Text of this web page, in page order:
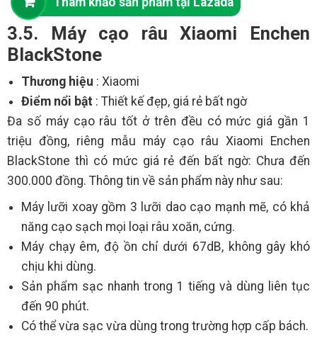
3.5. Máy cạo râu Xiaomi Enchen
BlackStone
Thương hiệu : Xiaomi
Điểm nổi bật : Thiết kế đẹp, giá rẻ bất ngờ
Đa số máy cạo râu tốt ở trên đều có mức giá gần 1
triệu đồng, riêng mẫu máy cạo râu Xiaomi Enchen
BlackStone thì có mức giá rẻ đến bất ngờ: Chưa đến
300.000 đồng. Thông tin về sản phẩm này như sau:
Máy lưỡi xoay gồm 3 lưỡi dao cạo mạnh mẽ, có khả
năng cạo sạch mọi loại râu xoăn, cứng.
Máy chạy êm, độ ồn chỉ dưới 67dB, không gây khó
chịu khi dùng.
Sản phẩm sạc nhanh trong 1 tiếng và dùng liên tục
đến 90 phút.
Có thể vừa sạc vừa dùng trong trường hợp cấp bách.